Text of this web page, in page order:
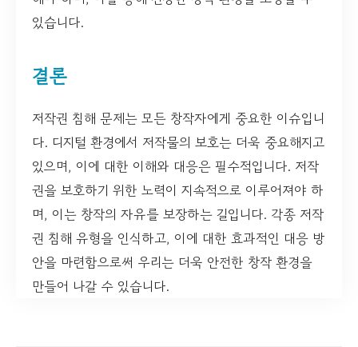
있습니다.
결론
저작권 침해 문제는 모든 창작자에게 중요한 이슈입니
다. 디지털 환경에서 저작물의 보호는 더욱 중요해지고
있으며, 이에 대한 이해와 대응은 필수적입니다. 저작
권을 보호하기 위한 노력이 지속적으로 이루어져야 하
며, 이는 창작의 자유를 보장하는 길입니다. 각종 저작
권 침해 유형을 인식하고, 이에 대한 효과적인 대응 방
안을 마련함으로써 우리는 더욱 안전한 창작 환경을
만들어 나갈 수 있습니다.